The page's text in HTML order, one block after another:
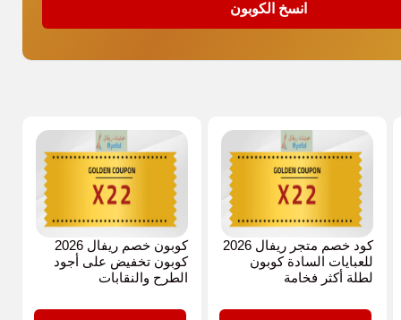
انسخ الكوبون
كود خصم متجر ريفال 2026
للعبايات السادة كوبون
لطلة أكثر فخامة
كوبون خصم ريفال 2026
كوبون تخفيض على أجود
الطرح والنقابات